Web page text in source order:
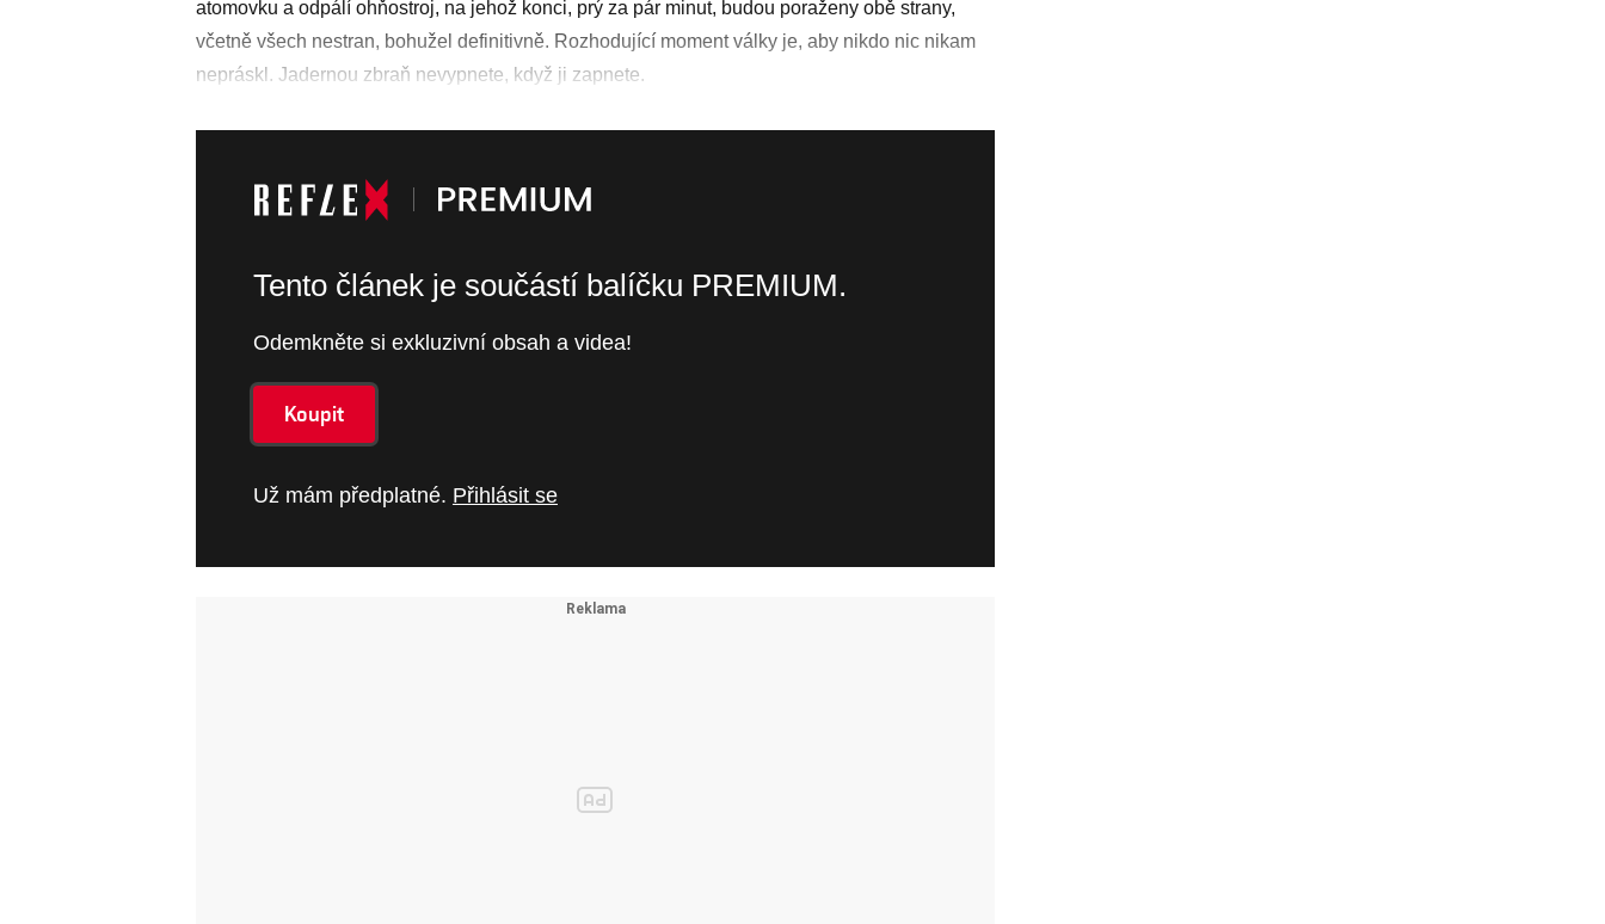
atomovku a odpálí ohňostroj, na jehož konci, prý za pár minut, budou poraženy obě strany,
včetně všech nestran, bohužel definitivně. ­Rozhodující moment války je, aby nikdo nic ­nikam
nepráskl. Jadernou zbraň nevypnete, když ji zapnete.
Tento článek je součástí balíčku PREMIUM.
Odemkněte si exkluzivní obsah a videa!
Koupit
Už mám předplatné. Přihlásit se